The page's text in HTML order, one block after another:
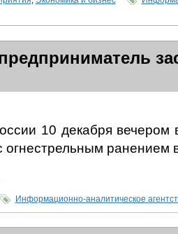
10 декабря вечером
ранением
Информационно-аналитическое